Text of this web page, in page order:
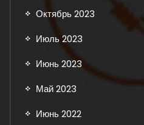
Октябрь 2023
Июль 2023
Июнь 2023
Май 2023
Июнь 2022